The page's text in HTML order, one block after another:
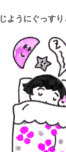
ようにぐっすり